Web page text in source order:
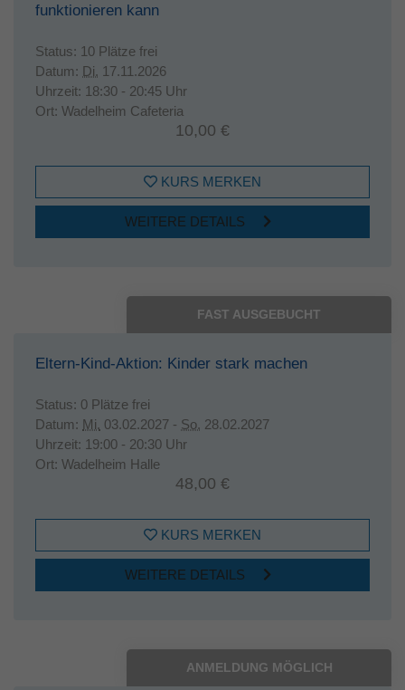
funktionieren kann
Status: 10 Plätze frei
Datum: Di. 17.11.2026
Uhrzeit: 18:30 - 20:45 Uhr
Ort: Wadelheim Cafeteria
10,00 €
KURS MERKEN
WEITERE DETAILS
FAST AUSGEBUCHT
Eltern-Kind-Aktion: Kinder stark machen
Status: 0 Plätze frei
Datum: Mi. 03.02.2027 - So. 28.02.2027
Uhrzeit: 19:00 - 20:30 Uhr
Ort: Wadelheim Halle
48,00 €
KURS MERKEN
WEITERE DETAILS
ANMELDUNG MÖGLICH